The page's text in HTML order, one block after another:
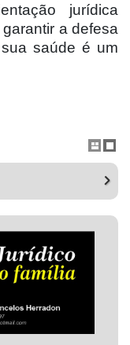
jurídica
a defesa
saúde é um